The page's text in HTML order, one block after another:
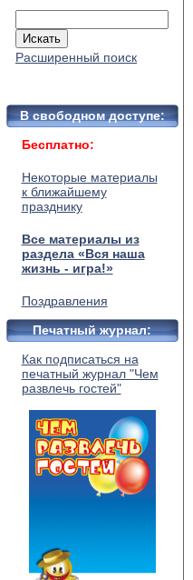
Расширенный поиск
В свободном доступе:
Бесплатно:
Некоторые материалы
к ближайшему
празднику
Все материалы из
раздела «Вся наша
жизнь - игра!»
Поздравления
Печатный журнал:
Как подписаться на
печатный журнал "Чем
развлечь гостей"